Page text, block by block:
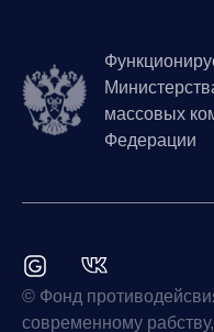
массовых
Федерации
© Фонд
современному